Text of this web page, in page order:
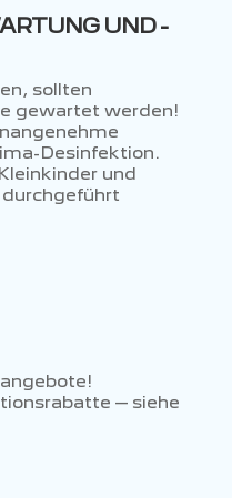
UND -
sollten
gewartet werden!
Desinfektion.
und
durchgeführt
– siehe